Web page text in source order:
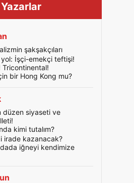
Yazarlar
şakşakçıları
yol: İşçi-emekçi teftişi!
bir Hong Kong mu?
düzen siyaseti ve
kimi tutalım?
irade kazanacak?
iğneyi kendimize